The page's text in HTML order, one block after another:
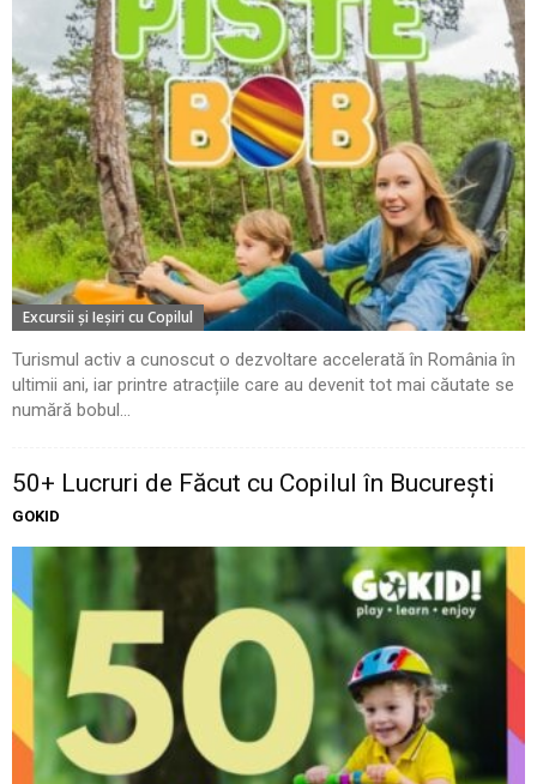
Excursii şi Ieşiri cu Copilul
Turismul activ a cunoscut o dezvoltare accelerată în România în
ultimii ani, iar printre atracțiile care au devenit tot mai căutate se
numără bobul...
50+ Lucruri de Făcut cu Copilul în București
GOKID